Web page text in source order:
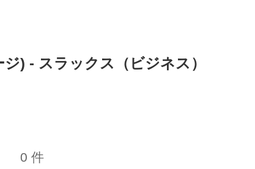
) - スラックス（ビジネス）
0 件